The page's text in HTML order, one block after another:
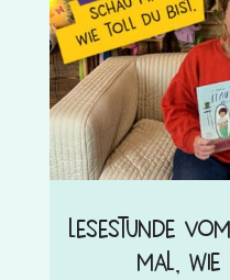
Lesestunde
mal,